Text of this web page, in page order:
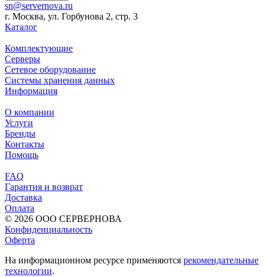
sn@servernova.ru
г. Москва, ул. Горбунова 2, стр. 3
Каталог
Комплектующие
Серверы
Сетевое оборудование
Системы хранения данных
Информация
О компании
Услуги
Бренды
Контакты
Помощь
FAQ
Гарантия и возврат
Доставка
Оплата
© 2026 ООО СЕРВЕРНОВА
Конфиденциальность
Оферта
На информационном ресурсе применяются рекомендательные
технологии.